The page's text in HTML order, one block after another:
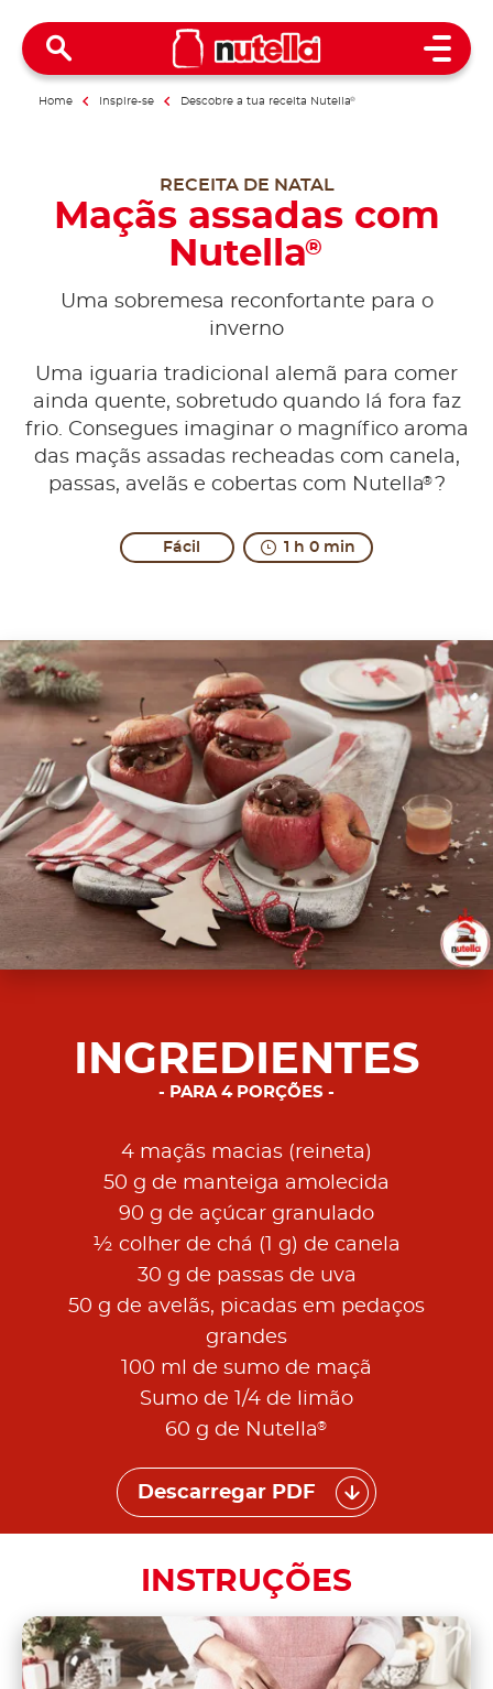
Open
Home Inspire-se Descobre a tua receita Nutella®
RECEITA DE NATAL
Maçãs assadas com
Nutella®
Uma sobremesa reconfortante para o
inverno
Uma iguaria tradicional alemã para comer
ainda quente, sobretudo quando lá fora faz
frio. Consegues imaginar o magnífico aroma
das maçãs assadas recheadas com canela,
passas, avelãs e cobertas com Nutella®?
Fácil 1 h 0 min
INGREDIENTES
PARA 4 PORÇÕES
4 maçãs macias (reineta)
50 g de manteiga amolecida
90 g de açúcar granulado
½ colher de chá (1 g) de canela
30 g de passas de uva
50 g de avelãs, picadas em pedaços
grandes
100 ml de sumo de maçã
Sumo de 1/4 de limão
60 g de Nutella®
Descarregar PDF
INSTRUÇÕES